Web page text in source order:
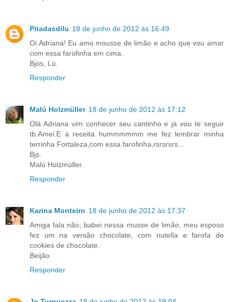
Pitadasdilu 18 de junho de 2012 às 16:49
Oi Adriana! Eu amo mousse de limão e acho que vou amar
com essa farofinha em cima.
Bjos, Lú.
Responder
Malú Holzmüller 18 de junho de 2012 às 17:12
Olá Adriana vim conhecer seu cantinho e já vou te seguir
tb.Amei.E a receita hummmmmm me fez lembrar minha
terrinha Fortaleza,com essa farofinha,rsrsrsrs...
Bjs.
Malú Holzmüller.
Responder
Karina Monteiro 18 de junho de 2012 às 17:37
Amiga fala não, babei nessa musse de limão, meu esposo
fez um na versão chocolate, com nutella e farofa de
cookies de chocolate.
Beijão.
Responder